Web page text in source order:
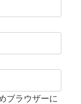
ブラウザーに